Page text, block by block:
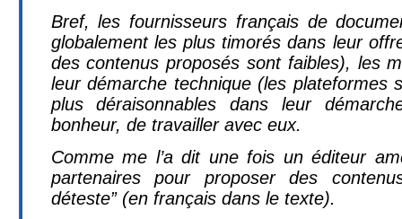
Bref, les fournisseurs français de
globalement les plus timorés dans leur
des contenus proposés sont faibles), les
leur démarche technique (les plateformes
plus déraisonnables dans leur
bonheur, de travailler avec eux.
Comme me l’a dit une fois un éditeur
partenaires pour proposer des
déteste” (en français dans le texte).